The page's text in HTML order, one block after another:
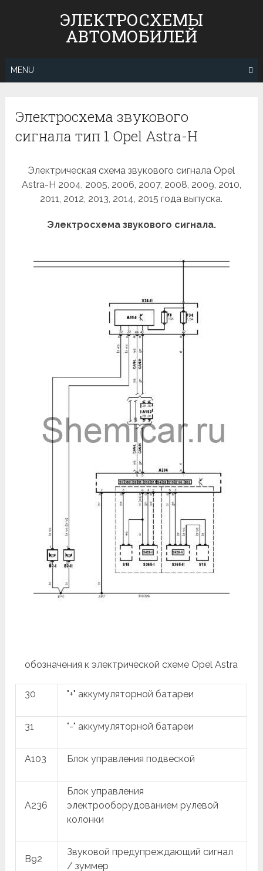
ЭЛЕКТРОСХЕМЫ
АВТОМОБИЛЕЙ
MENU
Электросхема звукового
сигнала тип 1 Opel Astra-H
Электрическая схема звукового сигнала Opel
Astra-H 2004, 2005, 2006, 2007, 2008, 2009, 2010,
2011, 2012, 2013, 2014, 2015 года выпуска.
Электросхема звукового сигнала.
обозначения к электрической схеме Opel Astra
30 "+" аккумуляторной батареи
31 "-" аккумуляторной батареи
A103 Блок управления подвеской
A236
Блок управления
электрооборудованием рулевой
колонки
B92
Звуковой предупреждающий сигнал
/ зуммер